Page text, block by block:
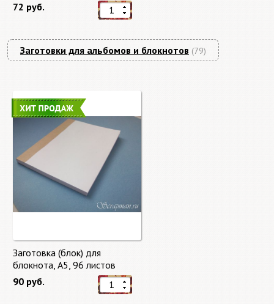
72 руб.
Заготовки для альбомов и блокнотов (79)
Заготовка (блок) для
блокнота, А5, 96 листов
90 руб.